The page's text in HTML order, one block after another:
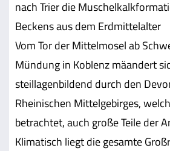
nach Trier die
Beckens aus dem Erdmittelalter
Vom Tor der Mittelmosel ab
Mündung in Koblenz mäandert
steillagenbildend durch den
Rheinischen Mittelgebirges,
betrachtet, auch große Teile der
Klimatisch liegt die gesamte